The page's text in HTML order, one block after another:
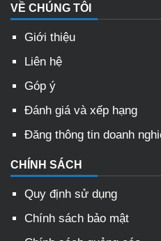
VỀ CHÚNG TÔI
Giới thiệu
Liên hệ
Góp ý
Đánh giá và xếp hạng
Đăng thông tin doanh
CHÍNH SÁCH
Quy định sử dụng
Chính sách bảo mật